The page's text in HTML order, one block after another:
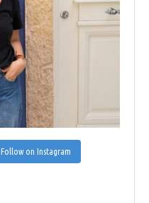
Follow on Instagram